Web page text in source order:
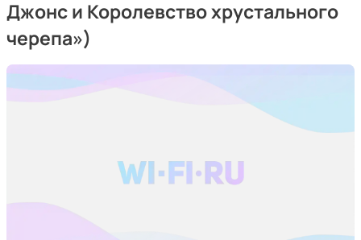
Джонс и Королевство хрустального
черепа»)